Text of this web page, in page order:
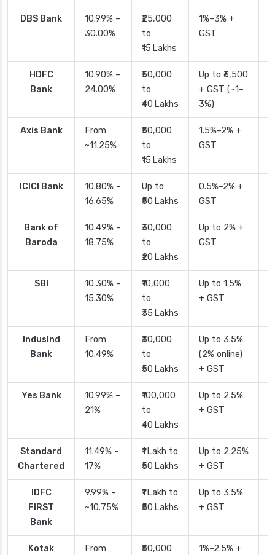
DBS Bank
10.99% –
30.00%
₹25,000
to
₹15 Lakhs
1%–3% +
GST
HDFC
Bank
10.90% –
24.00%
₹50,000
to
₹40 Lakhs
Up to ₹6,500
+ GST (~1–
3%)
Axis Bank
From
~11.25%
₹50,000
to
₹15 Lakhs
1.5%–2% +
GST
ICICI Bank
10.80% –
16.65%
Up to
₹50 Lakhs
0.5%–2% +
GST
Bank of
Baroda
10.49% –
18.75%
₹30,000
to
₹20 Lakhs
Up to 2% +
GST
SBI
10.30% –
15.30%
₹10,000
to
₹35 Lakhs
Up to 1.5%
+ GST
IndusInd
Bank
From
10.49%
₹30,000
to
₹50 Lakhs
Up to 3.5%
(2% online)
+ GST
Yes Bank
10.99% –
21%
₹100,000
to
₹40 Lakhs
Up to 2.5%
+ GST
Standard
Chartered
11.49% –
17%
₹1 Lakh to
₹50 Lakhs
Up to 2.25%
+ GST
IDFC
FIRST
Bank
9.99% –
~10.75%
₹1 Lakh to
₹50 Lakhs
Up to 3.5%
+ GST
Kotak
From
₹50,000
1%–2.5% +